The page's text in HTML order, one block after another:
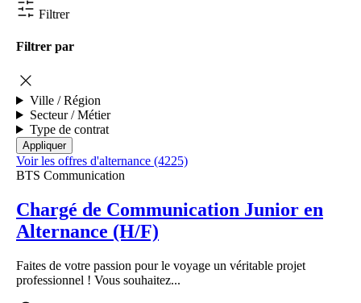
Filtrer
Filtrer par
Ville / Région
Secteur / Métier
Type de contrat
Voir les offres d'alternance (4225)
BTS Communication
Chargé de Communication Junior en
Alternance (H/F)
Faites de votre passion pour le voyage un véritable projet
professionnel ! Vous souhaitez...